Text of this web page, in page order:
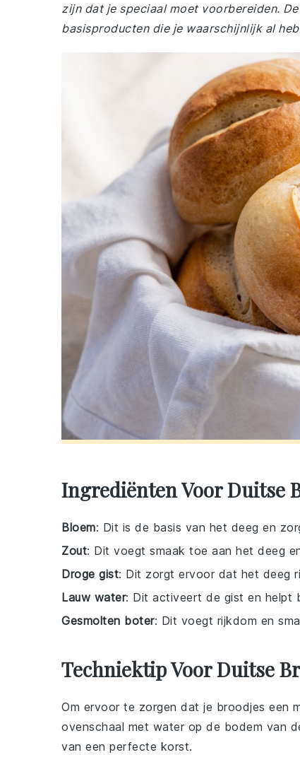
zijn dat je speciaal moet voorbereiden.
basisproducten die je waarschijnlijk al
Ingrediënten Voor Duitse
Bloem: Dit is de basis van het deeg en
Zout: Dit voegt smaak toe aan het deeg
Droge gist: Dit zorgt ervoor dat het deeg
Lauw water: Dit activeert de gist en helpt
Gesmolten boter: Dit voegt rijkdom en
Techniektip Voor Duitse
Om ervoor te zorgen dat je broodjes een
ovenschaal met water op de bodem van
van een perfecte korst.